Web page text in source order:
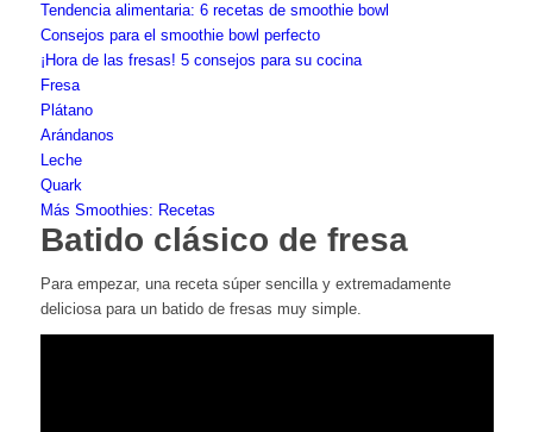
Tendencia alimentaria: 6 recetas de smoothie bowl
Consejos para el smoothie bowl perfecto
¡Hora de las fresas! 5 consejos para su cocina
Fresa
Plátano
Arándanos
Leche
Quark
Más Smoothies: Recetas
Batido clásico de fresa
Para empezar, una receta súper sencilla y extremadamente
deliciosa para un batido de fresas muy simple.